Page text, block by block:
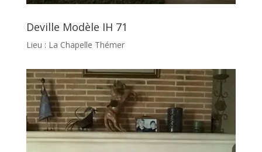
Deville Modèle IH 71
Lieu : La Chapelle Thémer